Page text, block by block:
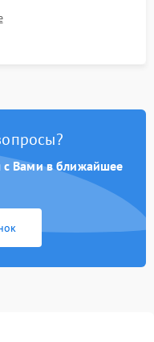
на отсутствие
и зависаний.
с Вами в ближайшее